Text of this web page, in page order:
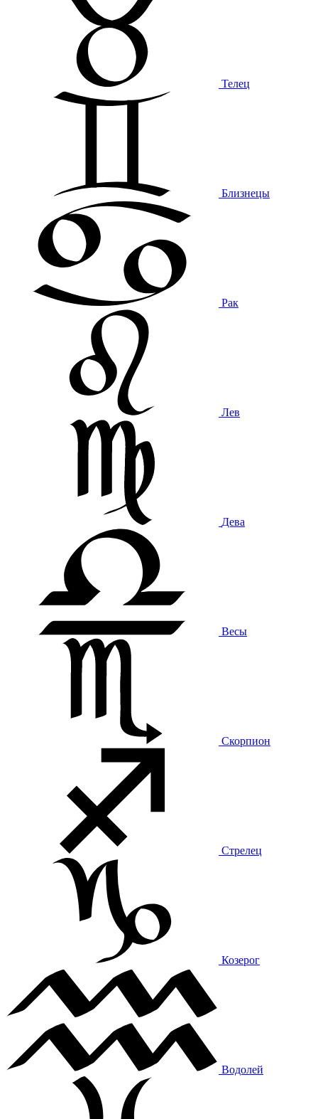
Телец
Близнецы
Рак
Лев
Дева
Весы
Скорпион
Стрелец
Козерог
Водолей